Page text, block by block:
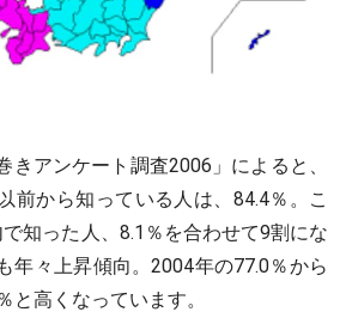
きアンケート調査2006」によると、
前から知っている人は、84.4％。こ
知った人、8.1％を合わせて9割にな
年々上昇傾向。2004年の77.0％から
と高くなっています。